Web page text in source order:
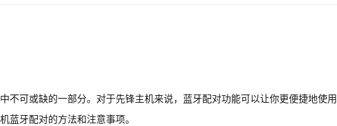
不可或缺的一部分。对于先锋主机来说，蓝牙配对功能可以让你更便捷地使
蓝牙配对的方法和注意事项。